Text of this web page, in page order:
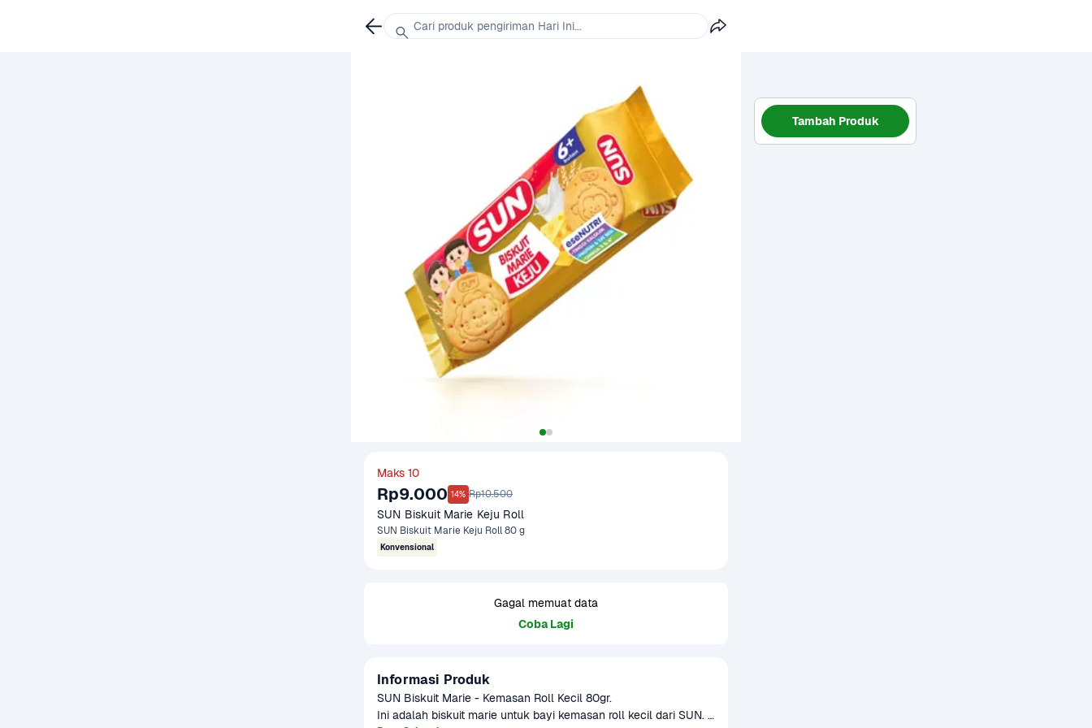
Maks 10
Rp9.000 14% Rp10.500
SUN Biskuit Marie Keju Roll
SUN Biskuit Marie Keju Roll 80 g
Konvensional
Gagal memuat data
Coba Lagi
Informasi Produk
SUN Biskuit Marie - Kemasan Roll Kecil 80gr.
Ini adalah biskuit marie untuk bayi kemasan roll kecil dari SUN.
Tambah Produk
Cari produk pengiriman Hari Ini...